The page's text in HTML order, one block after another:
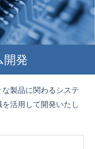
開発
製品に関わるシステ
活用して開発いたし